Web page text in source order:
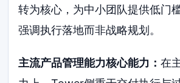
转为核心，为中小团队提供低门
强调执行落地而非战略规划。
主流产品管理能力核心能力：在